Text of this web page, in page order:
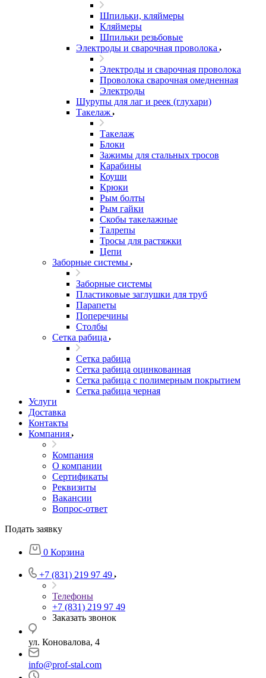
Шпильки, кляймеры
Кляймеры
Шпильки резьбовые
Электроды и сварочная проволока
Электроды и сварочная проволока
Проволока сварочная омедненная
Электроды
Шурупы для лаг и реек (глухари)
Такелаж
Такелаж
Блоки
Зажимы для стальных тросов
Карабины
Коуши
Крюки
Рым болты
Рым гайки
Скобы такелажные
Талрепы
Тросы для растяжки
Цепи
Заборные системы
Заборные системы
Пластиковые заглушки для труб
Парапеты
Поперечины
Столбы
Сетка рабица
Сетка рабица
Сетка рабица оцинкованная
Сетка рабица с полимерным покрытием
Сетка рабица черная
Услуги
Доставка
Контакты
Компания
Компания
О компании
Сертификаты
Реквизиты
Вакансии
Вопрос-ответ
Подать заявку
0 Корзина
+7 (831) 219 97 49
Телефоны
+7 (831) 219 97 49
Заказать звонок
ул. Коновалова, 4
info@prof-stal.com